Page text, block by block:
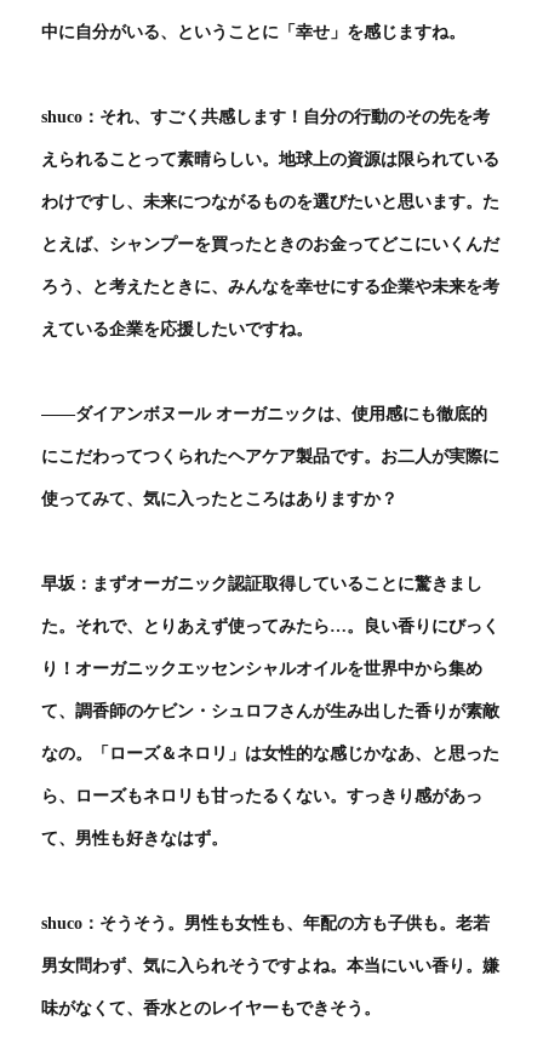
中に自分がいる、ということに「幸せ」を感じますね。
shuco：それ、すごく共感します！自分の行動のその先を考
えられることって素晴らしい。地球上の資源は限られている
わけですし、未来につながるものを選びたいと思います。た
とえば、シャンプーを買ったときのお金ってどこにいくんだ
ろう、と考えたときに、みんなを幸せにする企業や未来を考
えている企業を応援したいですね。
――ダイアンボヌール オーガニックは、使用感にも徹底的
にこだわってつくられたヘアケア製品です。お二人が実際に
使ってみて、気に入ったところはありますか？
早坂：まずオーガニック認証取得していることに驚きまし
た。それで、とりあえず使ってみたら…。良い香りにびっく
り！オーガニックエッセンシャルオイルを世界中から集め
て、調香師のケビン・シュロフさんが生み出した香りが素敵
なの。「ローズ＆ネロリ」は女性的な感じかなあ、と思った
ら、ローズもネロリも甘ったるくない。すっきり感があっ
て、男性も好きなはず。
shuco：そうそう。男性も女性も、年配の方も子供も。老若
男女問わず、気に入られそうですよね。本当にいい香り。嫌
味がなくて、香水とのレイヤーもできそう。